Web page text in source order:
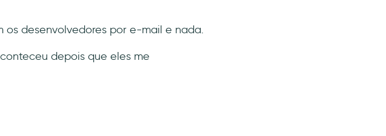
os desenvolvedores por e-mail e nada.
depois que eles me